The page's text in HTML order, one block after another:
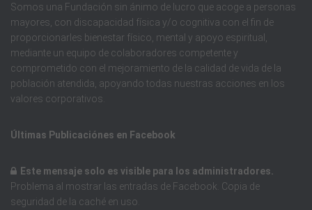
Somos una Fundación sin ánimo de lucro que acoge a personas
mayores, con discapacidad física y/o cognitiva con el fin de
proporcionarles bienestar físico, mental y apoyo espiritual,
mediante un equipo de colaboradores competente y
comprometido con el mejoramiento de la calidad de vida de la
población atendida, apoyando todas nuestras acciones en los
valores corporativos.
Últimas Publicaciónes en Facebook
Este mensaje solo es visible para los administradores.
Problema al mostrar las entradas de Facebook. Copia de
seguridad de la caché en uso.